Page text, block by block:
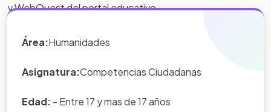
y WebQuest del portal educativo
del portal.
Área:Humanidades
Asignatura:Competencias Ciudadanas
Edad: - Entre 17 y mas de 17 años